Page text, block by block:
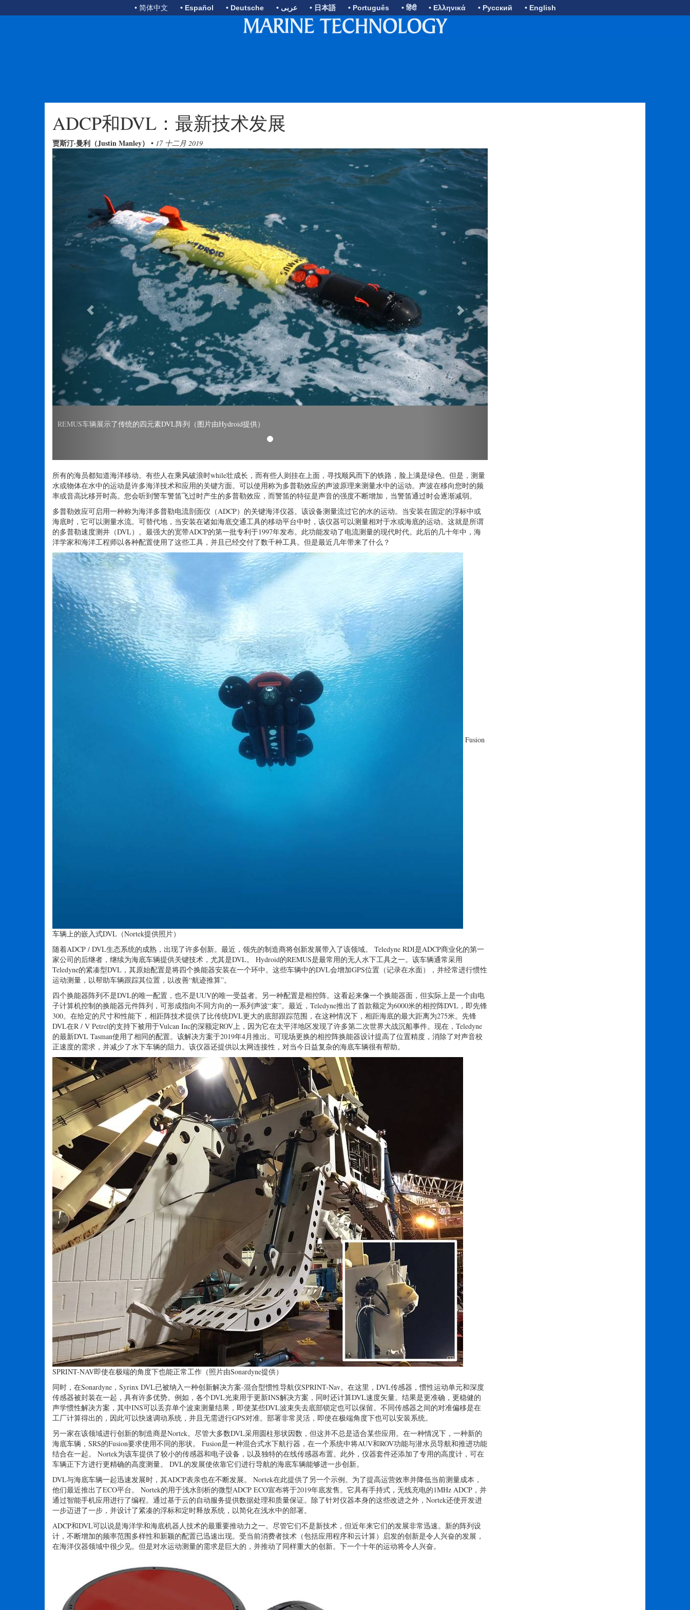
• 简体中文 • Español • Deutsche • عربى • 日本語 • Português • हिंदी • Ελληνικά • Русский • English
ADCP和DVL：最新技术发展
贾斯汀·曼利（Justin Manley） • 17 十二月 2019
紧凑的ECO ADCP（图片由Nortek提供）
Next
所有的海员都知道海洋移动。有些人在乘风破浪时while壮成长，而有些人则挂在上面，寻找顺风而下的铁路，脸上满是绿色。但是，测量
水或物体在水中的运动是许多海洋技术和应用的关键方面。可以使用称为多普勒效应的声波原理来测量水中的运动。声波在移向您时的频
率或音高比移开时高。您会听到警车警笛飞过时产生的多普勒效应，而警笛的特征是声音的强度不断增加，当警笛通过时会逐渐减弱。
多普勒效应可启用一种称为海洋多普勒电流剖面仪（ADCP）的关键海洋仪器。该设备测量流过它的水的运动。当安装在固定的浮标中或
海底时，它可以测量水流。可替代地，当安装在诸如海底交通工具的移动平台中时，该仪器可以测量相对于水或海底的运动。这就是所谓
的多普勒速度测井（DVL）。最强大的宽带ADCP的第一批专利于1997年发布。此功能发动了电流测量的现代时代。此后的几十年中，海
洋学家和海洋工程师以各种配置使用了这些工具，并且已经交付了数千种工具。但是最近几年带来了什么？
车辆上的嵌入式DVL（Nortek提供照片）
随着ADCP / DVL生态系统的成熟，出现了许多创新。最近，领先的制造商将创新发展带入了该领域。 Teledyne RDI是ADCP商业化的第一
家公司的后继者，继续为海底车辆提供关键技术，尤其是DVL。 Hydroid的REMUS是最常用的无人水下工具之一。该车辆通常采用
Teledyne的紧凑型DVL，其原始配置是将四个换能器安装在一个环中。这些车辆中的DVL会增加GPS位置（记录在水面），并经常进行惯性
运动测量，以帮助车辆跟踪其位置，以改善“航迹推算”。
四个换能器阵列不是DVL的唯一配置，也不是UUV的唯一受益者。另一种配置是相控阵。这看起来像一个换能器面，但实际上是一个由电
子计算机控制的换能器元件阵列，可形成指向不同方向的一系列声波“束”。最近，Teledyne推出了首款额定为6000米的相控阵DVL，即先锋
300。在给定的尺寸和性能下，相距阵技术提供了比传统DVL更大的底部跟踪范围，在这种情况下，相距海底的最大距离为275米。先锋
DVL在R / V Petrel的支持下被用于Vulcan Inc的深额定ROV上，因为它在太平洋地区发现了许多第二次世界大战沉船事件。现在，Teledyne
的最新DVL Tasman使用了相同的配置。该解决方案于2019年4月推出。可现场更换的相控阵换能器设计提高了位置精度，消除了对声音校
正速度的需求，并减少了水下车辆的阻力。该仪器还提供以太网连接性，对当今日益复杂的海底车辆很有帮助。
SPRINT-NAV即使在极端的角度下也能正常工作（照片由Sonardyne提供）
同时，在Sonardyne，Syrinx DVL已被纳入一种创新解决方案-混合型惯性导航仪SPRINT-Nav。在这里，DVL传感器，惯性运动单元和深度
传感器被封装在一起，具有许多优势。例如，各个DVL光束用于更新INS解决方案，同时还计算DVL速度矢量。结果是更准确，更稳健的
声学惯性解决方案，其中INS可以丢弃单个波束测量结果，即使某些DVL波束失去底部锁定也可以保留。不同传感器之间的对准偏移是在
工厂计算得出的，因此可以快速调动系统，并且无需进行GPS对准。部署非常灵活，即使在极端角度下也可以安装系统。
另一家在该领域进行创新的制造商是Nortek。尽管大多数DVL采用圆柱形状因数，但这并不总是适合某些应用。在一种情况下，一种新的
海底车辆，SRS的Fusion要求使用不同的形状。 Fusion是一种混合式水下航行器，在一个系统中将AUV和ROV功能与潜水员导航和推进功能
结合在一起。 Nortek为该车提供了较小的传感器和电子设备，以及独特的在线传感器布置。此外，仪器套件还添加了专用的高度计，可在
车辆正下方进行更精确的高度测量。 DVL的发展使依靠它们进行导航的海底车辆能够进一步创新。
DVL与海底车辆一起迅速发展时，其ADCP表亲也在不断发展。 Nortek在此提供了另一个示例。为了提高运营效率并降低当前测量成本，
他们最近推出了ECO平台。 Nortek的用于浅水剖析的微型ADCP ECO宣布将于2019年底发售。它具有手持式，无线充电的1MHz ADCP，并
通过智能手机应用进行了编程。通过基于云的自动服务提供数据处理和质量保证。除了针对仪器本身的这些改进之外，Nortek还使开发进
ADCP和DVL可以说是海洋学和海底机器人技术的最重要推动力之一。尽管它们不是新技术，但近年来它们的发展非常迅速。新的阵列设
计，不断增加的频率范围多样性和新颖的配置已迅速出现。受当前消费者技术（包括应用程序和云计算）启发的创新是令人兴奋的发展，
在海洋仪器领域中很少见。但是对水运动测量的需求是巨大的，并推动了同样重大的创新。下一个十年的运动将令人兴奋。